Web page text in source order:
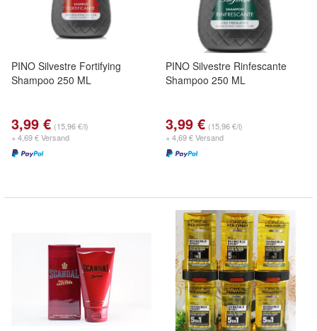
PINO Silvestre Fortifying
Shampoo 250 ML
3,99 € (15,96 €/l)
+ 4,69 € Versand
PINO Silvestre Rinfescante
Shampoo 250 ML
3,99 € (15,96 €/l)
+ 4,69 € Versand